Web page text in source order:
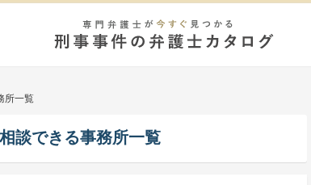
所一覧
談できる事務所一覧